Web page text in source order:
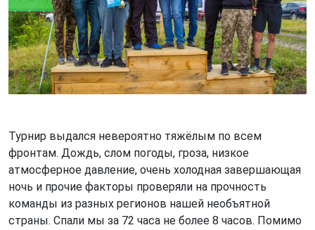
Турнир выдался невероятно тяжёлым по всем
фронтам. Дождь, слом погоды, гроза, низкое
атмосферное давление, очень холодная завершающая
ночь и прочие факторы проверяли на прочность
команды из разных регионов нашей необъятной
страны. Спали мы за 72 часа не более 8 часов. Помимо